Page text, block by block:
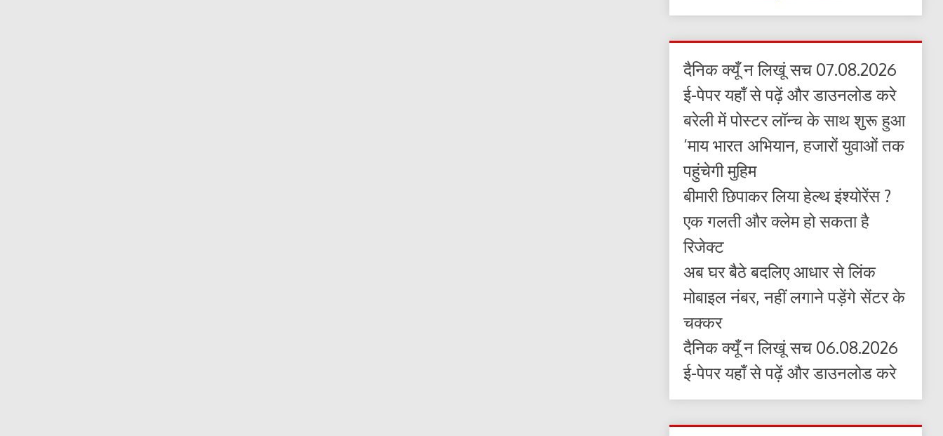
दैनिक क्यूँ न लिखूं सच 07.08.2026
ई-पेपर यहाँ से पढ़ें और डाउनलोड करे
बरेली में पोस्टर लॉन्च के साथ शुरू हुआ
‘माय भारत अभियान, हजारों युवाओं तक
पहुंचेगी मुहिम
बीमारी छिपाकर लिया हेल्थ इंश्योरेंस ?
एक गलती और क्लेम हो सकता है
रिजेक्ट
अब घर बैठे बदलिए आधार से लिंक
मोबाइल नंबर, नहीं लगाने पड़ेंगे सेंटर के
चक्कर
दैनिक क्यूँ न लिखूं सच 06.08.2026
ई-पेपर यहाँ से पढ़ें और डाउनलोड करे